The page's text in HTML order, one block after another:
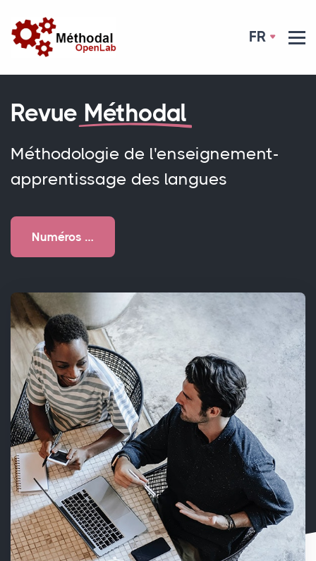
FR
Revue Méthodal
Méthodologie de l'enseignement-
apprentissage des langues
Numéros …